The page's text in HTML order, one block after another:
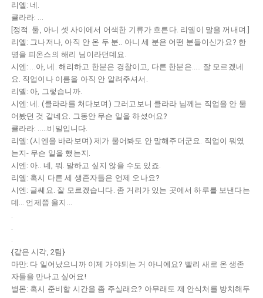
리옐: 네.
클라라: ...
[정적. 둘, 아니 셋 사이에서 어색한 기류가 흐른다. 리옐이 말을 꺼내며.]
리옐: 그나저나, 아직 안 온 두 분.. 아니 세 분은 어떤 분들이신가요? 한
명을 피온스의 해리 님이라던데요.
시엔: ...아, 네. 해리하고 한분은 경찰이고, 다른 한분은..... 잘 모르겠네
요. 직업이나 이름을 아직 안 알려주셔서.
리옐: 아, 그렇습니까.
시엔: 네. (클라라를 쳐다보며) 그러고보니 클라라 님께는 직업을 안 물
어봤던 것 같네요. 그동안 무슨 일을 하셨어요?
클라라: .....비밀입니다.
리옐: (시엔을 바라보며) 제가 물어봐도 안 말해주더군요. 직업이 뭐였
는지- 무슨 일을 했는지.
시엔: 아.. 네, 뭐. 말하고 싶지 않을 수도 있죠.
리옐: 혹시 다른 세 생존자들은 언제 오나요?
시엔: 글쎄요. 잘 모르겠습니다. 좀 거리가 있는 곳에서 하루를 보낸다는
데... 언제쯤 올지...
.
.
.
{같은 시각, 2팀}
마만: 다 일어났으니까 이제 가야되는 거 아니에요? 빨리 새로 온 생존
자들을 만나고 싶어요!
별몬: 혹시 준비할 시간을 좀 주실래요? 아무래도 제 안식처를 방치해두